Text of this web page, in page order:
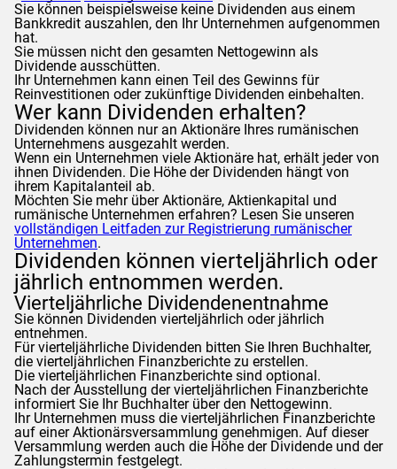
Sie können beispielsweise keine Dividenden aus einem
Bankkredit auszahlen, den Ihr Unternehmen aufgenommen
hat.
Sie müssen nicht den gesamten Nettogewinn als
Dividende ausschütten.
Ihr Unternehmen kann einen Teil des Gewinns für
Reinvestitionen oder zukünftige Dividenden einbehalten.
Wer kann Dividenden erhalten?
Dividenden können nur an Aktionäre Ihres rumänischen
Unternehmens ausgezahlt werden.
Wenn ein Unternehmen viele Aktionäre hat, erhält jeder von
ihnen Dividenden. Die Höhe der Dividenden hängt von
ihrem Kapitalanteil ab.
Möchten Sie mehr über Aktionäre, Aktienkapital und
rumänische Unternehmen erfahren? Lesen Sie unseren
vollständigen Leitfaden zur Registrierung rumänischer
Unternehmen.
Dividenden können vierteljährlich oder
jährlich entnommen werden.
Vierteljährliche Dividendenentnahme
Sie können Dividenden vierteljährlich oder jährlich
entnehmen.
Für vierteljährliche Dividenden bitten Sie Ihren Buchhalter,
die vierteljährlichen Finanzberichte zu erstellen.
Die vierteljährlichen Finanzberichte sind optional.
Nach der Ausstellung der vierteljährlichen Finanzberichte
informiert Sie Ihr Buchhalter über den Nettogewinn.
Ihr Unternehmen muss die vierteljährlichen Finanzberichte
auf einer Aktionärsversammlung genehmigen. Auf dieser
Versammlung werden auch die Höhe der Dividende und der
Zahlungstermin festgelegt.